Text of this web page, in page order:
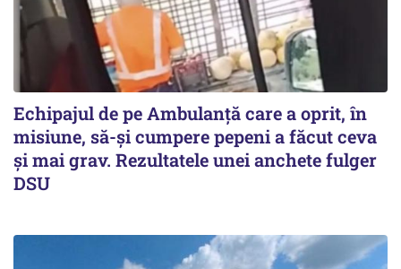
Echipajul de pe Ambulanță care a oprit, în
misiune, să-și cumpere pepeni a făcut ceva
și mai grav. Rezultatele unei anchete fulger
DSU